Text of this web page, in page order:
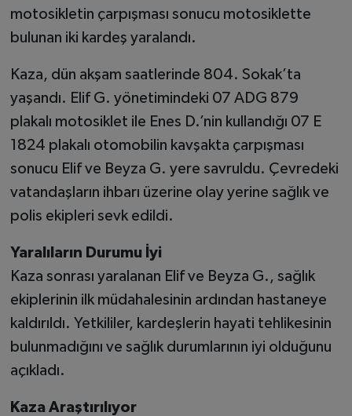
motosikletin çarpışması sonucu motosiklette
bulunan iki kardeş yaralandı.
Kaza, dün akşam saatlerinde 804. Sokak’ta
yaşandı. Elif G. yönetimindeki 07 ADG 879
plakalı motosiklet ile Enes D.’nin kullandığı 07 E
1824 plakalı otomobilin kavşakta çarpışması
sonucu Elif ve Beyza G. yere savruldu. Çevredeki
vatandaşların ihbarı üzerine olay yerine sağlık ve
polis ekipleri sevk edildi.
Yaralıların Durumu İyi
Kaza sonrası yaralanan Elif ve Beyza G., sağlık
ekiplerinin ilk müdahalesinin ardından hastaneye
kaldırıldı. Yetkililer, kardeşlerin hayati tehlikesinin
bulunmadığını ve sağlık durumlarının iyi olduğunu
açıkladı.
Kaza Araştırılıyor